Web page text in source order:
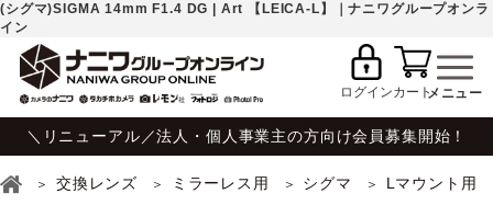
(シグマ)SIGMA 14mm F1.4 DG | Art 【LEICA-L】｜ナニワグループオンラ
イン
ログインカート
＼リニューアル／法人・個人事業主の方向け会員募集開始！
交換レンズ ミラーレス用 シグマ Lマウント用